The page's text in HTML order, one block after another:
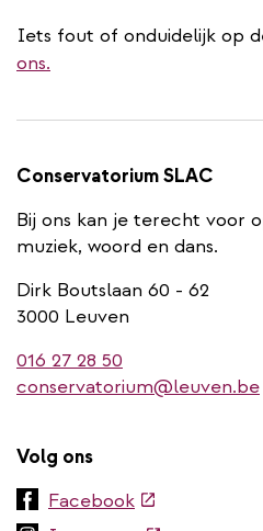
Iets fout of onduidelijk op
ons.
Conservatorium SLAC
Bij ons kan je terecht voor
muziek, woord en dans.
Dirk Boutslaan 60 - 62
3000 Leuven
016 27 28 50
conservatorium@leuven.be
Volg ons
Facebook(externe
link)